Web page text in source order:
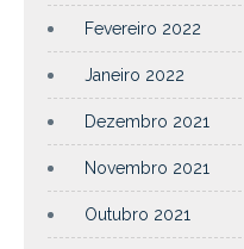
Fevereiro 2022
Janeiro 2022
Dezembro 2021
Novembro 2021
Outubro 2021